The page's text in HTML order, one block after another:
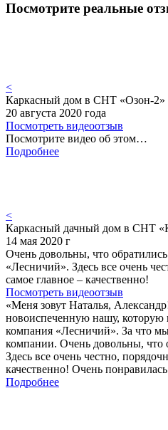
Посмотрите реальные
<
Каркасный дом в СНТ «Озон-2»
20 августа 2020 года
Посмотреть видеоотзыв
Посмотрите видео об этом…
Подробнее
<
Каркасный дачный дом в СНТ
14 мая 2020 г
Очень довольны, что
«Лесничий». Здесь все очень
самое главное – качественно!
Посмотреть видеоотзыв
«Меня зовут Наталья,
новоиспеченную нашу, которую
компания «Лесничий». За что
компании. Очень довольны, что
Здесь все очень честно,
качественно! Очень
Подробнее